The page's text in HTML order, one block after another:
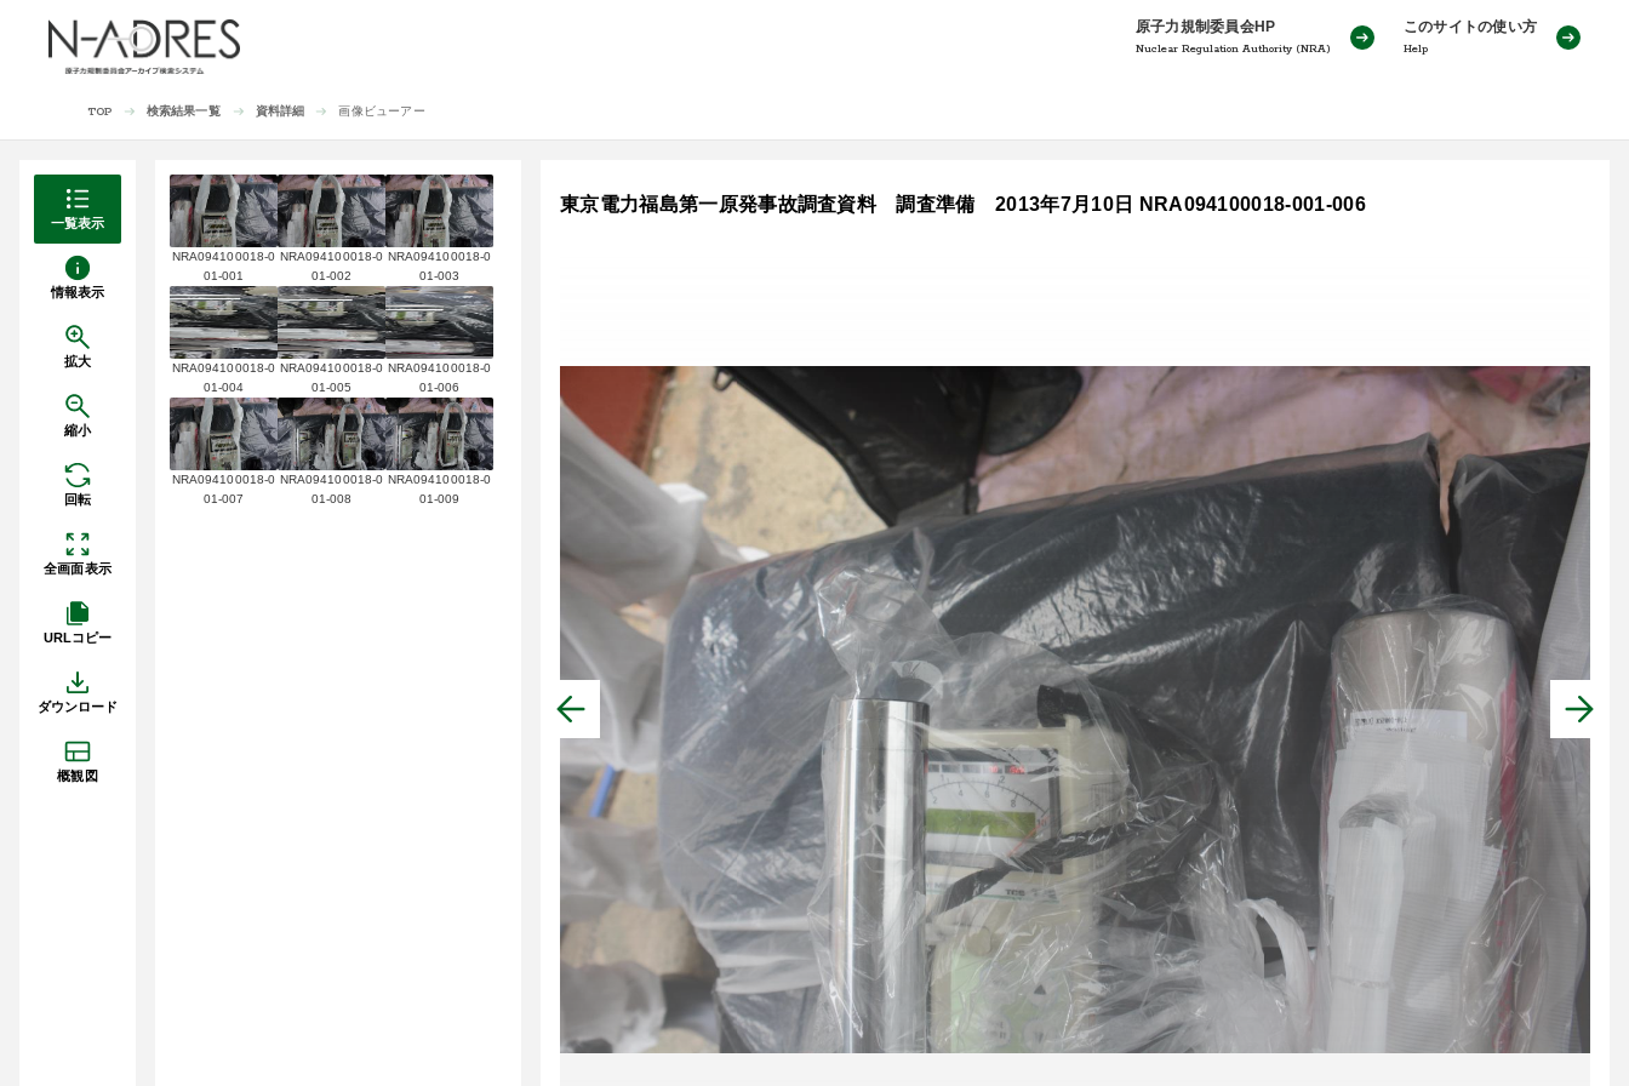
原子力規制委員会HP
Nuclear Regulation Authority (NRA)
このサイトの使い方
Help
TOP 検索結果一覧 資料詳細 画像ビューアー
一覧表示
情報表示
拡大
縮小
回転
全画面表示
URLコピー
ダウンロード
概観図
NRA094100018-0
01-001
NRA094100018-0
01-002
NRA094100018-0
01-003
NRA094100018-0
01-004
NRA094100018-0
01-005
NRA094100018-0
01-006
NRA094100018-0
01-007
NRA094100018-0
01-008
NRA094100018-0
01-009
東京電力福島第一原発事故調査資料 調査準備 2013年7月10日 NRA094100018-001-006